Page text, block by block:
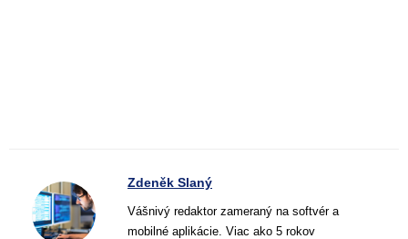
Zdeněk Slaný
Vášnivý redaktor zameraný na softvér a
mobilné aplikácie. Viac ako 5 rokov